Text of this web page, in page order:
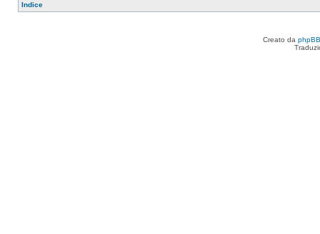
Indice
Creato da phpBB